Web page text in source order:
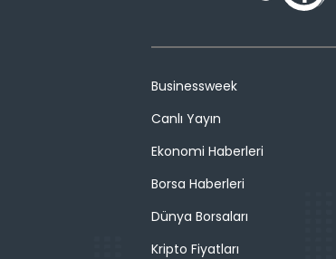
Businessweek
Canlı Yayın
Ekonomi Haberleri
Borsa Haberleri
Dünya Borsaları
Kripto Fiyatları